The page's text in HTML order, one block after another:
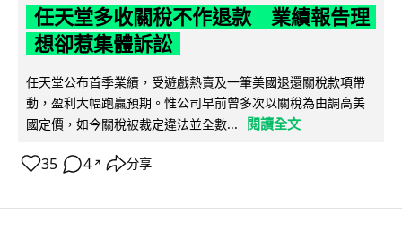
任天堂多收關稅不作退款 業績報告理
想卻惹集體訴訟
任天堂公布首季業績，受遊戲熱賣及一筆美國退還關稅款項帶
動，盈利大幅跑贏預期。惟公司早前曾多次以關稅為由調高美
國定價，如今關稅被裁定違法並全數...
閱讀全文
35 4 ↗ 分享